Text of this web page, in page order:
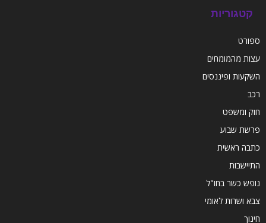
קטגוריות
ספורט
עצות מהמומחים
השקעות ופיננסים
רכב
חוק ומשפט
פרשת שבוע
כתבה ראשית
התיישבות
נופש כשר בחו"ל
צבא ושרות לאומי
חינוך